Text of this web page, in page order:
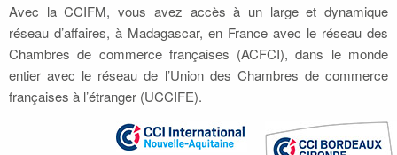
Avec la CCIFM, vous avez accès à un large et dynamique
réseau d’affaires, à Madagascar, en France avec le réseau des
Chambres de commerce françaises (ACFCI), dans le monde
entier avec le réseau de l’Union des Chambres de commerce
françaises à l’étranger (UCCIFE).